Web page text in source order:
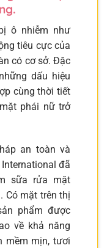
ô nhiễm như
tiêu cực của
có cơ sở. Đặc
dấu hiệu
cùng thời tiết
phái nữ trở
an toàn và
đã
sữa rửa mặt
Có mặt trên thị
phẩm được
về khả năng
mềm mịn, tươi